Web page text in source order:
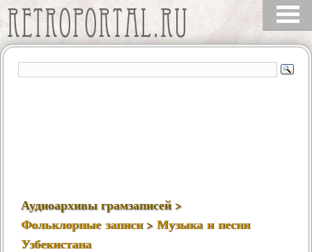
Аудиоархивы грамзаписей >
Фольклорные записи>Музыка и песни
Узбекистана